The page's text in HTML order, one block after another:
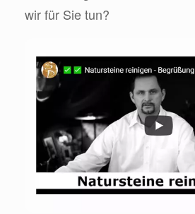
wir für Sie tun?